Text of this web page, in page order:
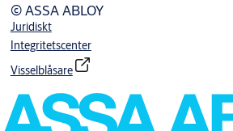
© ASSA ABLOY
Juridiskt
Integritetscenter
Visselblåsare